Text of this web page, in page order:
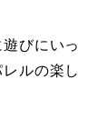
びにいっ
ルの楽し